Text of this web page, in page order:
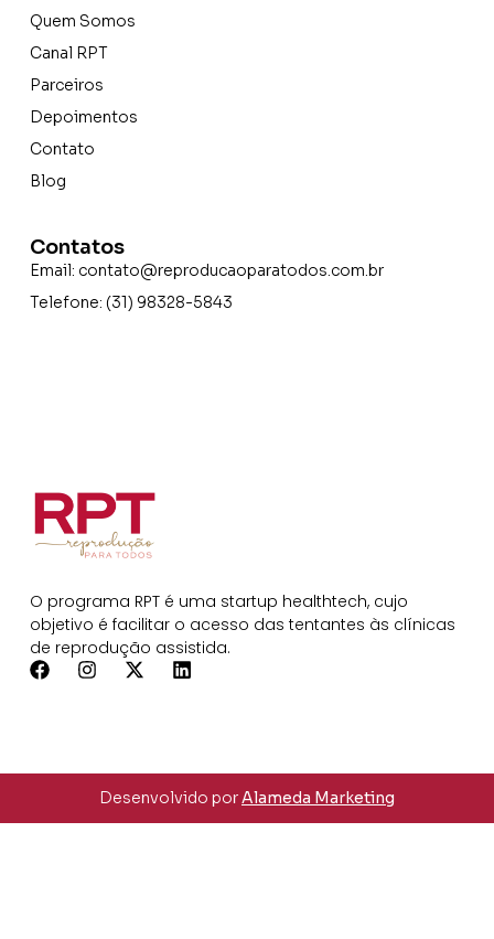
O programa RPT é uma startup healthtech, cujo
objetivo é facilitar o acesso das tentantes às clínicas
de reprodução assistida.
Quem Somos
Canal RPT
Parceiros
Depoimentos
Contato
Blog
Contatos
Email: contato@reproducaoparatodos.com.br
Telefone: (31) 98328-5843
Desenvolvido porAlameda Marketing